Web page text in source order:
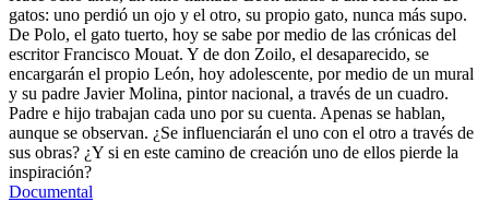
gatos: uno perdió un ojo y el otro, su propio gato, nunca más supo.
De Polo, el gato tuerto, hoy se sabe por medio de las crónicas del
escritor Francisco Mouat. Y de don Zoilo, el desaparecido, se
encargarán el propio León, hoy adolescente, por medio de un mural
y su padre Javier Molina, pintor nacional, a través de un cuadro.
Padre e hijo trabajan cada uno por su cuenta. Apenas se hablan,
aunque se observan. ¿Se influenciarán el uno con el otro a través de
sus obras? ¿Y si en este camino de creación uno de ellos pierde la
inspiración?
Documental